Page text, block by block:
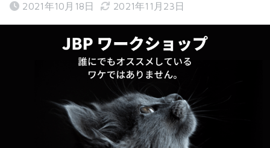
2021年10月18日 2021年11月23日